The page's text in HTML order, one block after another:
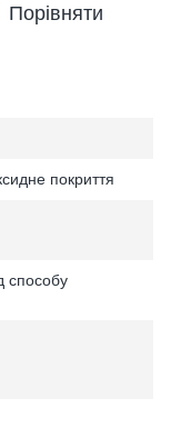
Порівняти
покриття
способу